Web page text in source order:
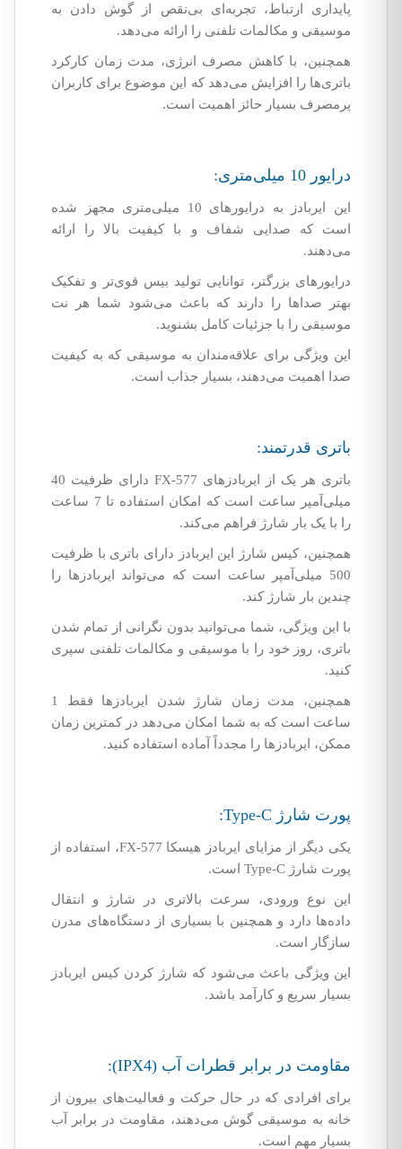
پایداری ارتباط، تجربه‌ای بی‌نقص از گوش دادن به
موسیقی و مکالمات تلفنی را ارائه می‌دهد.
همچنین، با کاهش مصرف انرژی، مدت زمان کارکرد
باتری‌ها را افزایش می‌دهد که این موضوع برای کاربران
پرمصرف بسیار حائز اهمیت است.
درایور 10 میلی‌متری:
این ایربادز به درایورهای 10 میلی‌متری مجهز شده
است که صدایی شفاف و با کیفیت بالا را ارائه
می‌دهند.
درایورهای بزرگتر، توانایی تولید بیس قوی‌تر و تفکیک
بهتر صداها را دارند که باعث می‌شود شما هر نت
موسیقی را با جزئیات کامل بشنوید.
این ویژگی برای علاقه‌مندان به موسیقی که به کیفیت
صدا اهمیت می‌دهند، بسیار جذاب است.
باتری قدرتمند:
باتری هر یک از ایربادزهای FX-577 دارای ظرفیت 40
میلی‌آمپر ساعت است که امکان استفاده تا 7 ساعت
را با یک بار شارژ فراهم می‌کند.
همچنین، کیس شارژ این ایربادز دارای باتری با ظرفیت
500 میلی‌آمپر ساعت است که می‌تواند ایربادزها را
چندین بار شارژ کند.
با این ویژگی، شما می‌توانید بدون نگرانی از تمام شدن
باتری، روز خود را با موسیقی و مکالمات تلفنی سپری
کنید.
همچنین، مدت زمان شارژ شدن ایربادزها فقط 1
ساعت است که به شما امکان می‌دهد در کمترین زمان
ممکن، ایربادزها را مجدداً آماده استفاده کنید.
پورت شارژ Type-C:
یکی دیگر از مزایای ایربادز هیسکا FX-577، استفاده از
پورت شارژ Type-C است.
این نوع ورودی، سرعت بالاتری در شارژ و انتقال
داده‌ها دارد و همچنین با بسیاری از دستگاه‌های مدرن
سازگار است.
این ویژگی باعث می‌شود که شارژ کردن کیس ایربادز
بسیار سریع و کارآمد باشد.
مقاومت در برابر قطرات آب (IPX4):
برای افرادی که در حال حرکت و فعالیت‌های بیرون از
خانه به موسیقی گوش می‌دهند، مقاومت در برابر آب
بسیار مهم است.